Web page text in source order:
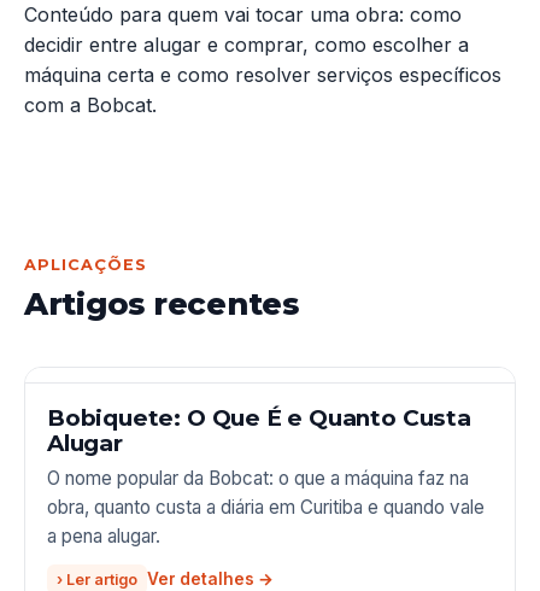
Conteúdo para quem vai tocar uma obra: como
decidir entre alugar e comprar, como escolher a
máquina certa e como resolver serviços específicos
com a Bobcat.
APLICAÇÕES
Artigos recentes
Bobiquete: O Que É e Quanto Custa
Alugar
O nome popular da Bobcat: o que a máquina faz na
obra, quanto custa a diária em Curitiba e quando vale
a pena alugar.
› Ler artigo